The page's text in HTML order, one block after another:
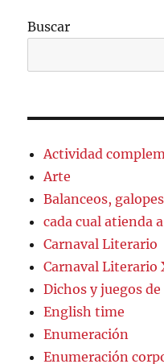
Buscar
Actividad
Arte
Balanceos,
cada cual atienda
Carnaval Literario
Carnaval Literario
Dichos y juegos
English time
Enumeración
Enumeración